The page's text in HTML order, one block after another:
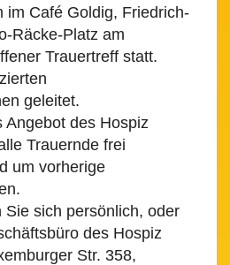
im Café Goldig, Friedrich-
Räcke-Platz am
Trauertreff statt.
geleitet.
Angebot des Hospiz
Trauernde frei
um vorherige
Sie sich persönlich, oder
des Hospiz
Str. 358,